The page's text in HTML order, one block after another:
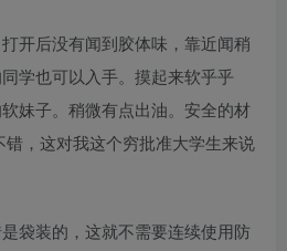
开后没有闻到胶体味，靠近闻稍
学也可以入手。摸起来软乎乎
妹子。稍微有点出油。安全的材
，这对我这个穷批准大学生来说
袋装的，这就不需要连续使用防